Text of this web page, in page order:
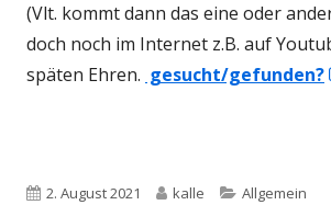
(Vlt. kommt dann das eine oder
doch noch im Internet z.B. auf
späten Ehren. gesucht/gefunden?
Veröffentlicht
2. August 2021 Autor
kalle Kategorien
Allgemein